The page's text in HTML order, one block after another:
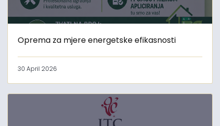
Oprema za mjere energetske efikasnosti
30 April 2026